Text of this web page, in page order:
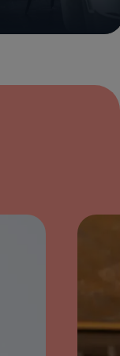
culinaire
sens.